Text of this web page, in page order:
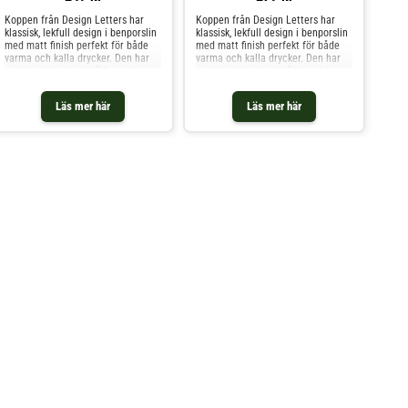
Läs mer här
Koppen från Design Letters har
klassisk, lekfull design i benporslin
med matt finish perfekt för både
varma och kalla drycker. Den har
ur serien för att skapa en vacker
kombination. En perfekt gåva till
dig själv eller någon du tycker om.
Läs mer här
Koppen från Design Letters har
klassisk, lekfull design i benporslin
med matt finish perfekt för både
varma och kalla drycker. Den har
ur serien för att skapa en vacker
kombination. En perfekt gåva till
dig själv eller någon du tycker om.